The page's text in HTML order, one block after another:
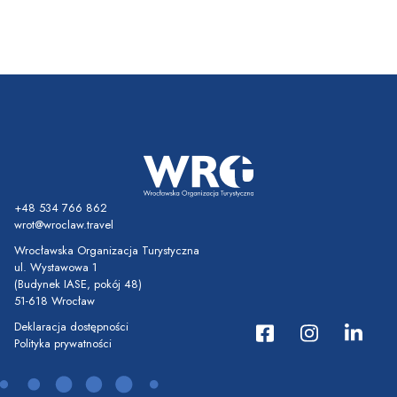
+48 534 766 862
wrot@wroclaw.travel
Wrocławska Organizacja Turystyczna
ul. Wystawowa 1
(Budynek IASE, pokój 48)
51-618 Wrocław
Deklaracja dostępności
Polityka prywatności